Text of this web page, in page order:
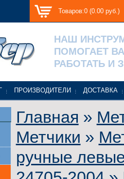
Товаров:0 (0.00 руб.)
НАШ
ПОМОГАЕТ
РАБОТАТЬ И
ПРОИЗВОДИТЕЛИ ДОСТАВКА
Главная »
Метчики »
ручные